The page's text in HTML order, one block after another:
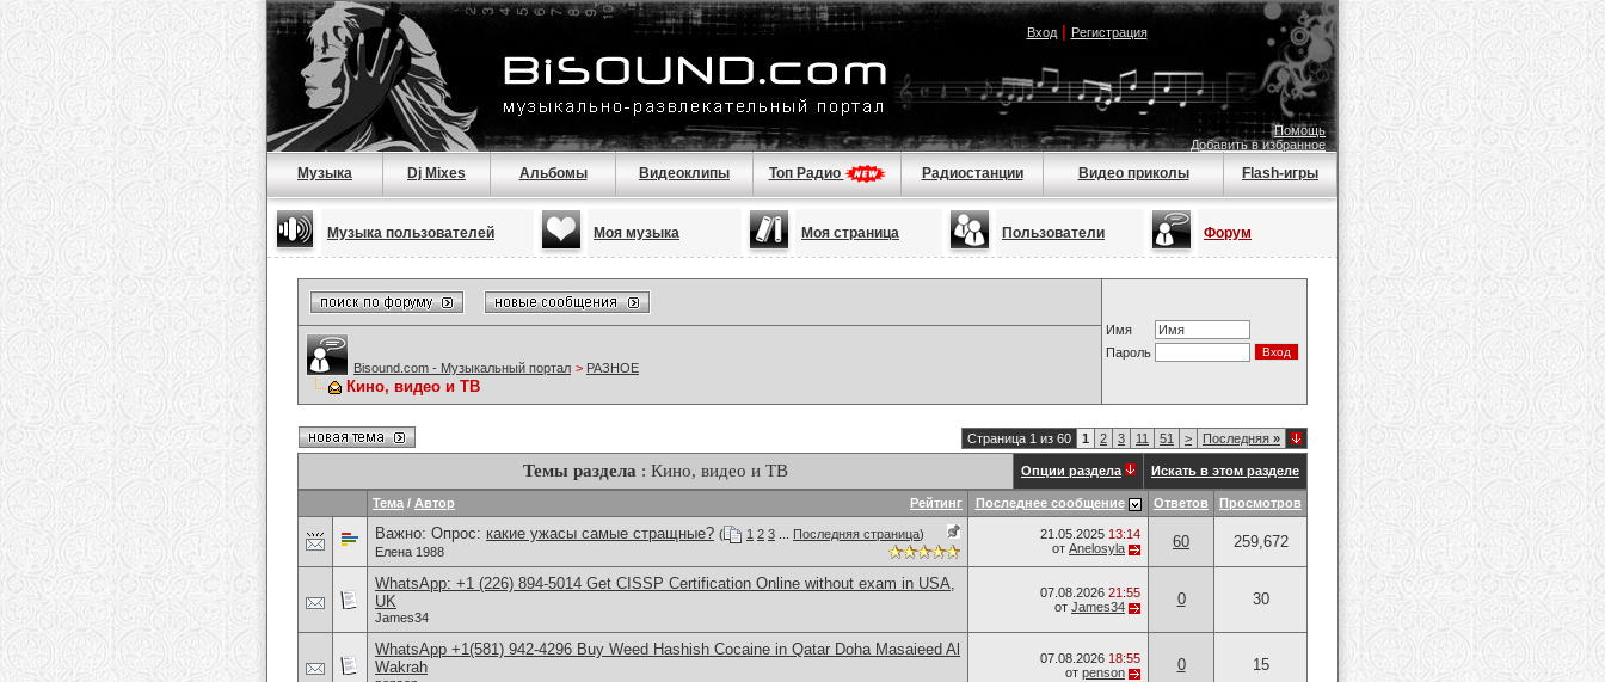
Вход| Регистрация
Помощь
Добавить в избранное
Музыка Dj Mixes Альбомы Видеоклипы Топ Радио Радиостанции Видео приколы Flash-игры
Музыка пользователей Моя музыка Моя страница Пользователи Форум
Имя
Пароль
Bisound.com - Музыкальный портал > РАЗНОЕ
Кино, видео и ТВ
Страница 1 из 60 1 2 3 11 51 > Последняя »
Темы раздела : Кино, видео и ТВ Опции раздела Искать в этом разделе
Рейтинг
Тема / Автор Последнее сообщение Ответов Просмотров
Важно: Опрос: какие ужасы самые стращные? ( 1 2 3 Последняя страница)
Елена 1988
21.05.2025 13:14
от Anelosyla 60 259,672
WhatsApp: +1 (226) 894-5014​ Get CISSP Certification Online without exam in USA,
UK
James34
07.08.2026 21:55
от James34 0 30
WhatsApp +1(581) 942-4296 Buy Weed Hashish Cocaine in Qatar Doha Masaieed Al
Wakrah
07.08.2026 18:55
от penson 0 15